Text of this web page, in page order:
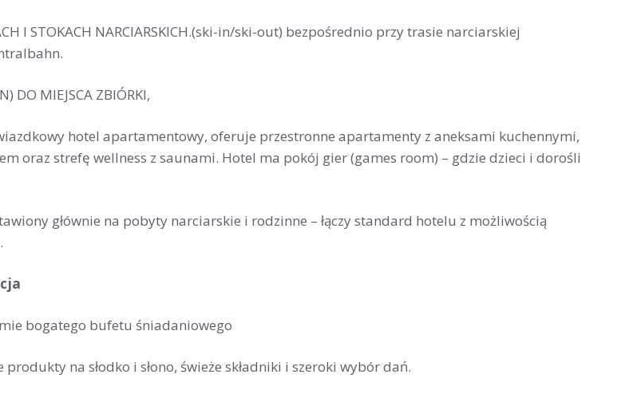
I STOKACH NARCIARSKICH.(ski-in/ski-out) bezpośrednio przy trasie narciarskiej
DO MIEJSCA ZBIÓRKI,
hotel apartamentowy, oferuje przestronne apartamenty z aneksami kuchennymi,
oraz strefę wellness z saunami. Hotel ma pokój gier (games room) – gdzie dzieci i dorośli
głównie na pobyty narciarskie i rodzinne – łączy standard hotelu z możliwością
bogatego bufetu śniadaniowego
na słodko i słono, świeże składniki i szeroki wybór dań.